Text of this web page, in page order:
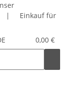
|
Einkauf für
0,00 €